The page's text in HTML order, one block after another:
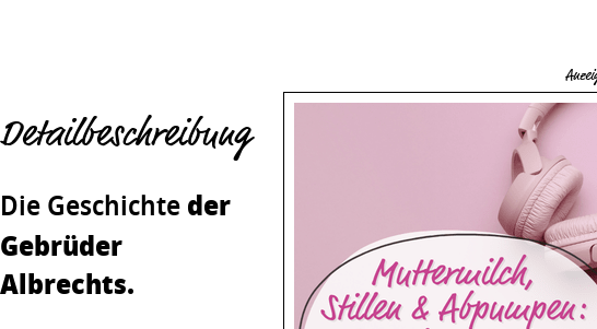
Detailbeschreibung
Die Geschichteder
Gebrüder
Albrechts.